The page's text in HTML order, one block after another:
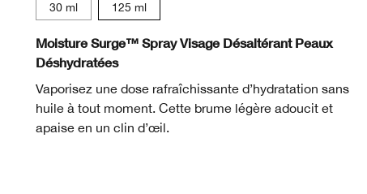
30 ml 125 ml
Moisture Surge™ Spray Visage Désaltérant Peaux
Déshydratées
Vaporisez une dose rafraîchissante d’hydratation sans
huile à tout moment. Cette brume légère adoucit et
apaise en un clin d’œil.